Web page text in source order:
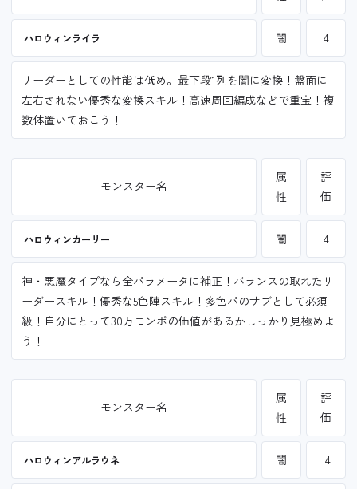
ハロウィンライラ 闇 4
リーダーとしての性能は低め。最下段1列を闇に変換！盤面に
左右されない優秀な変換スキル！高速周回編成などで重宝！複
数体置いておこう！
モンスター名
属
性
評
価
ハロウィンカーリー 闇 4
神・悪魔タイプなら全パラメータに補正！バランスの取れたリ
ーダースキル！優秀な5色陣スキル！多色パのサブとして必須
級！自分にとって30万モンポの価値があるかしっかり見極めよ
う！
モンスター名
属
性
評
価
ハロウィンアルラウネ 闇 4